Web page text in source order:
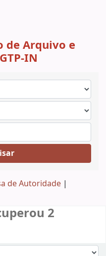
de Arquivo e
IN
de Autoridade
2